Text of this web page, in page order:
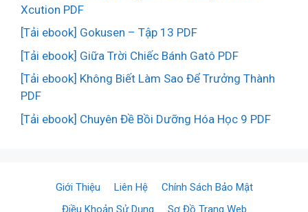
Xcution PDF
[Tải ebook] Gokusen – Tập 13 PDF
[Tải ebook] Giữa Trời Chiếc Bánh Gatô PDF
[Tải ebook] Không Biết Làm Sao Để Trưởng Thành
PDF
[Tải ebook] Chuyên Đề Bồi Dưỡng Hóa Học 9 PDF
Giới Thiệu Liên Hệ
Chính Sách Bảo Mật
Điều Khoản Sử Dụng
Sơ Đồ Trang Web